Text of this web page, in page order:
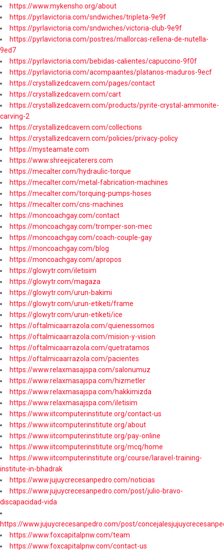
https://www.mykensho.org/about
https://pyrlavictoria.com/sndwiches/tripleta-9e9f
https://pyrlavictoria.com/sndwiches/victoria-club-9e9f
https://pyrlavictoria.com/postres/mallorcas-rellena-de-nutella-
9ed7
https://pyrlavictoria.com/bebidas-calientes/capuccino-9f0f
https://pyrlavictoria.com/acompaantes/platanos-maduros-9ecf
https://crystallizedcavern.com/pages/contact
https://crystallizedcavern.com/cart
https://crystallizedcavern.com/products/pyrite-crystal-ammonite-
carving-2
https://crystallizedcavern.com/collections
https://crystallizedcavern.com/policies/privacy-policy
https://mysteamate.com
https://www.shreejicaterers.com
https://mecalter.com/hydraulic-torque
https://mecalter.com/metal-fabrication-machines
https://mecalter.com/torquing-pumps-hoses
https://mecalter.com/cns-machines
https://moncoachgay.com/contact
https://moncoachgay.com/tromper-son-mec
https://moncoachgay.com/coach-couple-gay
https://moncoachgay.com/blog
https://moncoachgay.com/apropos
https://glowytr.com/iletisim
https://glowytr.com/magaza
https://glowytr.com/urun-bakimi
https://glowytr.com/urun-etiketi/frame
https://glowytr.com/urun-etiketi/ice
https://oftalmicaarrazola.com/quienessomos
https://oftalmicaarrazola.com/mision-y-vision
https://oftalmicaarrazola.com/quetratamos
https://oftalmicaarrazola.com/pacientes
https://www.relaxmasajspa.com/salonumuz
https://www.relaxmasajspa.com/hizmetler
https://www.relaxmasajspa.com/hakkimizda
https://www.relaxmasajspa.com/iletisim
https://www.iitcomputerinstitute.org/contact-us
https://www.iitcomputerinstitute.org/about
https://www.iitcomputerinstitute.org/pay-online
https://www.iitcomputerinstitute.org/mcq/home
https://www.iitcomputerinstitute.org/course/laravel-training-
institute-in-bhadrak
https://www.jujuycrecesanpedro.com/noticias
https://www.jujuycrecesanpedro.com/post/julio-bravo-
discapacidad-vida
https://www.jujuycrecesanpedro.com/post/
https://www.foxcapitalpnw.com/team
https://www.foxcapitalpnw.com/contact-us